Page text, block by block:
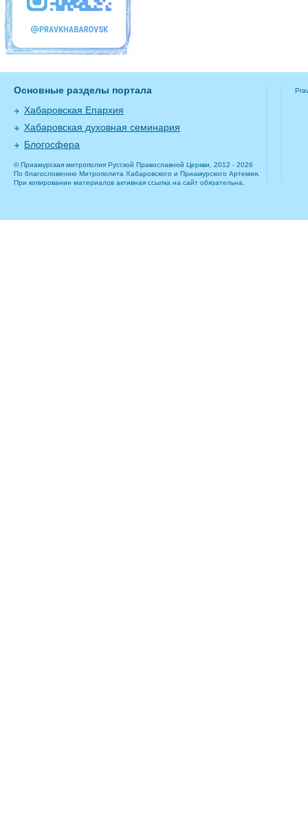
Основные разделы портала
Хабаровская Епархия
Хабаровская духовная семинария
Блогосфера
© Приамурская митрополия Русской Православной Церкви, 2012 - 2026
По благословению Митрополита Хабаровского и Приамурского Артемия.
При копировании материалов активная ссылка на сайт обязательна.